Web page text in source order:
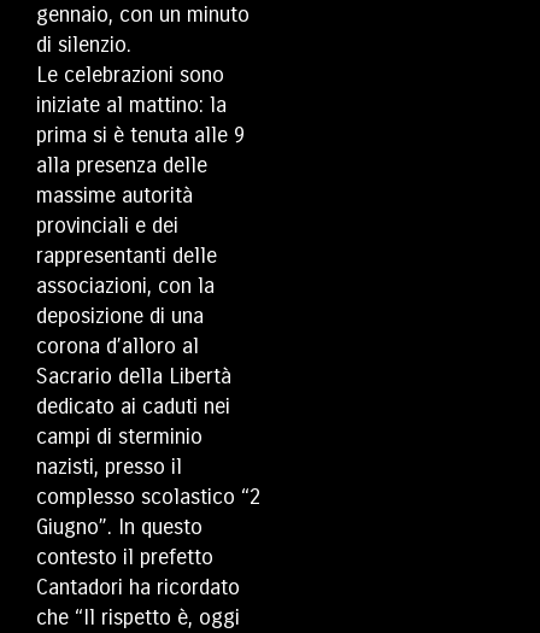
gennaio, con un minuto
di silenzio.
Le celebrazioni sono
iniziate al mattino: la
prima si è tenuta alle 9
alla presenza delle
massime autorità
provinciali e dei
rappresentanti delle
associazioni, con la
deposizione di una
corona d’alloro al
Sacrario della Libertà
dedicato ai caduti nei
campi di sterminio
nazisti, presso il
complesso scolastico “2
Giugno”. In questo
contesto il prefetto
Cantadori ha ricordato
che “Il rispetto è, oggi